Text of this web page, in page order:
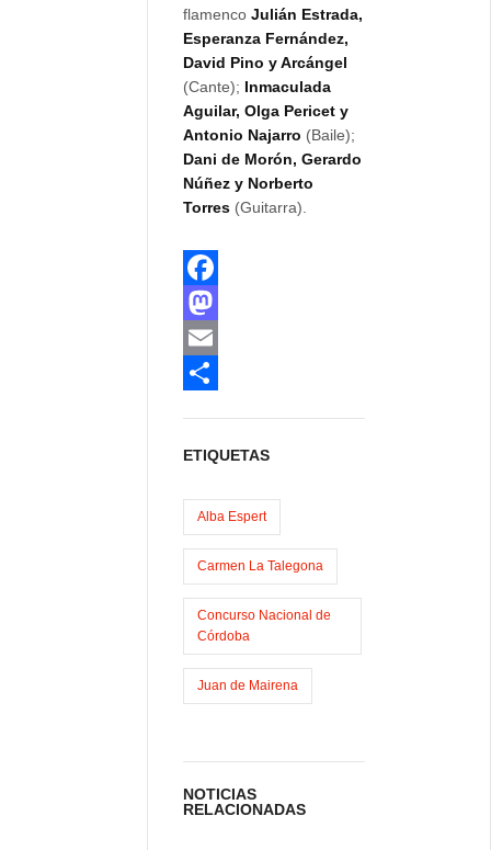
flamencoJulián Estrada,
Esperanza Fernández,
David Pino y Arcángel
(Cante); Inmaculada
Aguilar, Olga Pericet y
Antonio Najarro (Baile);
Dani de Morón, Gerardo
Núñez y Norberto
Torres (Guitarra).
F
a
c
k
M
a
o
n
E
a
r
i
ETIQUETAS
Alba Espert
Carmen La Talegona
Concurso Nacional de
Córdoba
Juan de Mairena
NOTICIAS
RELACIONADAS